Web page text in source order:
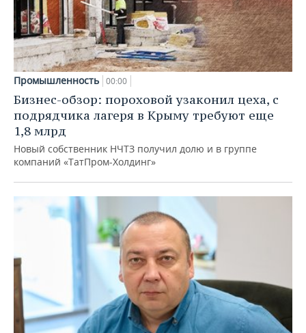
Промышленность 00:00
Бизнес-обзор: пороховой узаконил цеха, с
подрядчика лагеря в Крыму требуют еще
1,8 млрд
Новый собственник НЧТЗ получил долю и в группе
компаний «ТатПром-Холдинг»